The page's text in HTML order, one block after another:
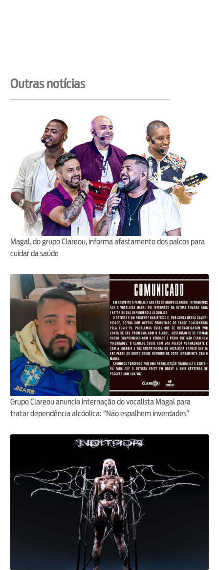
Outras notícias
Magal, do grupo Clareou, informa afastamento dos palcos para
cuidar da saúde
Grupo Clareou anuncia internação do vocalista Magal para
tratar dependência alcóolica: “Não espalhem inverdades”